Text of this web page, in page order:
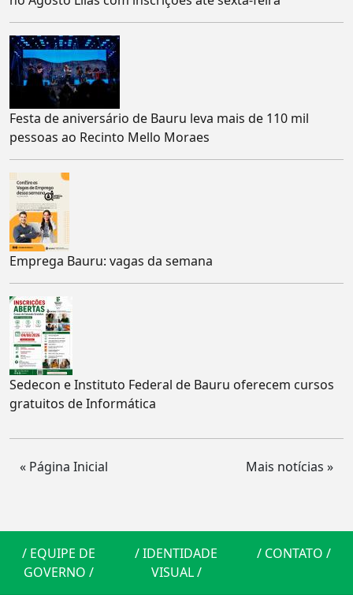
Festa de aniversário de Bauru leva mais de 110 mil
pessoas ao Recinto Mello Moraes
Emprega Bauru: vagas da semana
Sedecon e Instituto Federal de Bauru oferecem cursos
gratuitos de Informática
« Página Inicial Mais notícias »
/ EQUIPE DE
GOVERNO /
/IDENTIDADE
VISUAL/
/ CONTATO /